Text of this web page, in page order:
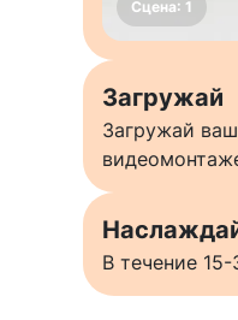
Загружай
Загружай
В течение